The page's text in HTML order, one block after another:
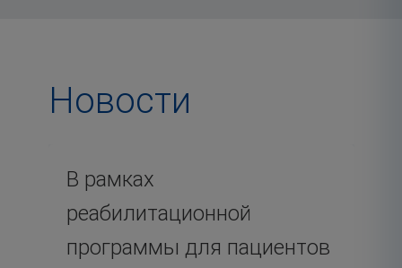
Новости
В рамках
реабилитационной
программы для пациентов